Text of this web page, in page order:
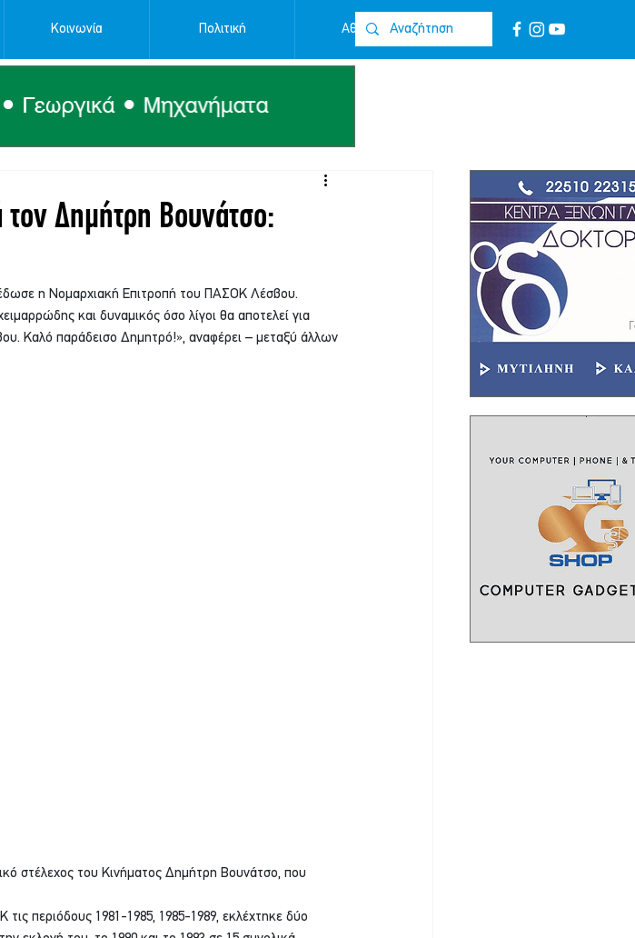
Κοινωνία Πολιτική Αθλητικά Επικοινωνία
Δημήτρη Βουνάτσο:
η Νομαρχιακή Επιτροπή του ΠΑΣΟΚ Λέσβου.
και δυναμικός όσο λίγοι θα αποτελεί για
Καλό παράδεισο Δημητρό!», αναφέρει – μεταξύ άλλων
στέλεχος του Κινήματος Δημήτρη Βουνάτσο, που
περιόδους 1981-1985, 1985-1989, εκλέχτηκε δύο